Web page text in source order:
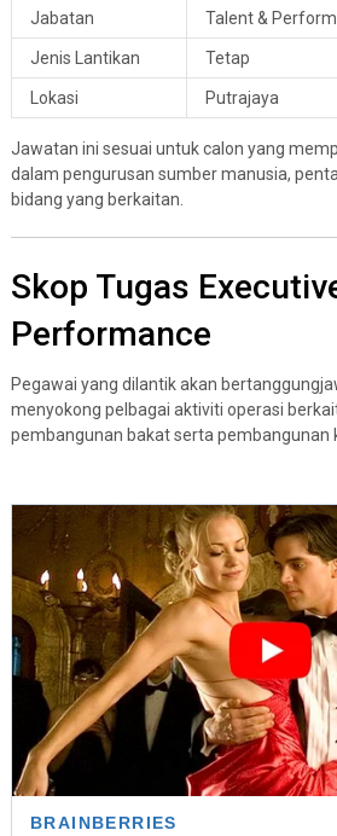
Jabatan Talent &
Jenis Lantikan Tetap
Lokasi Putrajaya
Jawatan ini sesuai untuk calon yang
dalam pengurusan sumber manusia,
bidang yang berkaitan.
Skop Tugas
Performance
Pegawai yang dilantik akan
menyokong pelbagai aktiviti operasi
pembangunan bakat serta pembangunan